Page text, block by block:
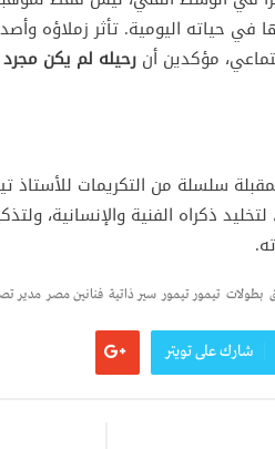
في حياته اليومية. تأثر زملاؤه
مؤكدين أن رحيله لم يكن
سلسلة من التكريمات للأستاذ
ذكراه الفنية والإنسانية،
بطولات تيمور تيمور سير ذاتية فنانين مصر مدير
شارك على تويتر